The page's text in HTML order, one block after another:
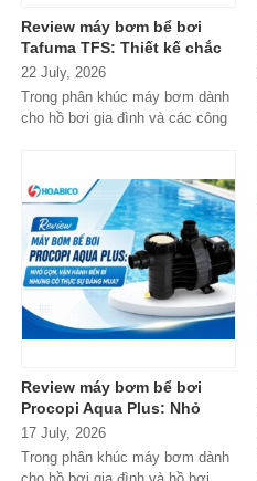
Review máy bơm bể bơi
Tafuma TFS: Thiết kế chắc
chắn, vận hành ổn định,
đáng cân nhắc cho hồ bơi
gia đình
22 July, 2026
Trong phân khúc máy bơm dành
cho hồ bơi gia đình và các công
Review máy bơm bể bơi
Procopi Aqua Plus: Nhỏ
gọn, vận hành bền bỉ
nhưng có thực sự đáng
mua?
17 July, 2026
Trong phân khúc máy bơm dành